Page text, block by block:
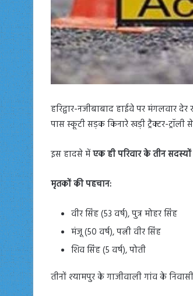
हरिद्वार-नजीबाबाद हाईवे पर मंगलवार
पास स्कूटी सड़क किनारे खड़ी ट्रैक्टर-ट्रॉली
इस हादसे मेंएक ही परिवार के तीन सदस्यों
मृतकों की पहचान:
वीर सिंह (53 वर्ष), पुत्र मोहर सिंह
मंजू (50 वर्ष), पत्नी वीर सिंह
शिव सिंह (5 वर्ष), पोती
तीनों श्यामपुर के गाजीवाली गांव के